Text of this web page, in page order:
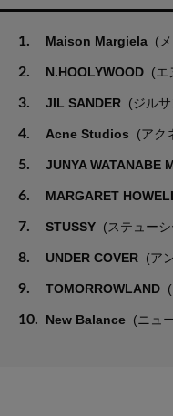
1. Maison Margiela (
2. N.HOOLYWOOD (エ
3. JIL SANDER (ジル
4. Acne Studios (アク
5. JUNYA WATANABE
6. MARGARET
7. STUSSY (ステュー
8. UNDER COVER (ア
9. TOMORROWLAND
10. New Balance (ニュ